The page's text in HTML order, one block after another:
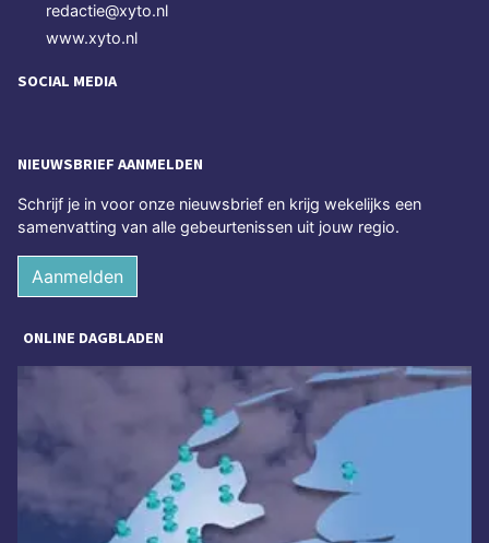
redactie@xyto.nl
www.xyto.nl
SOCIAL MEDIA
NIEUWSBRIEF AANMELDEN
Schrijf je in voor onze nieuwsbrief en krijg wekelijks een
samenvatting van alle gebeurtenissen uit jouw regio.
Aanmelden
ONLINE DAGBLADEN